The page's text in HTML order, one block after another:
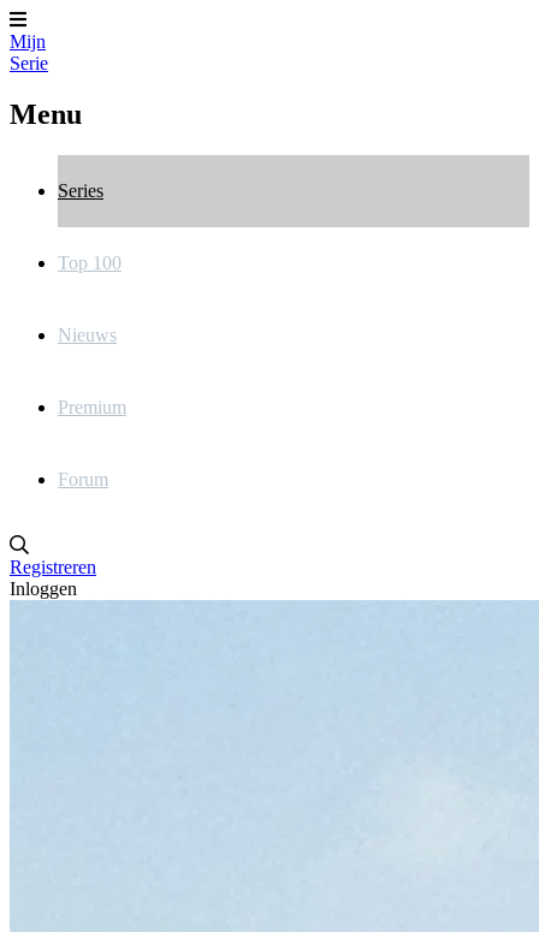
Mijn
Serie
Menu
Series
Top 100
Nieuws
Premium
Forum
Registreren
Inloggen